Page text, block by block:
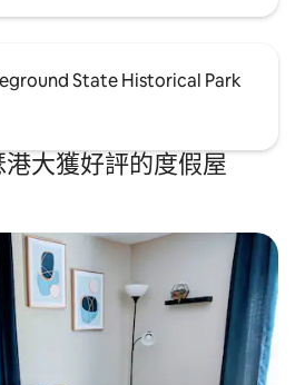
State Historical Park
大獲好評的度假屋